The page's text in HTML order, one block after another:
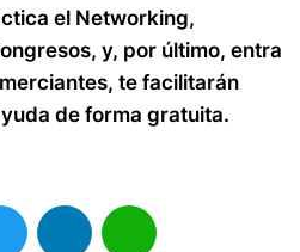
el Networking,
y, por último, entra
te facilitarán
de forma gratuita.